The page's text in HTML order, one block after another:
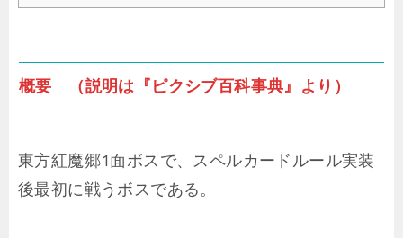
概要 （説明は『ピクシブ百科事典』より）
東方紅魔郷1面ボスで、スペルカードルール実装
後最初に戦うボスである。